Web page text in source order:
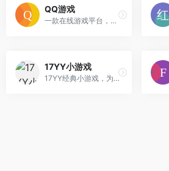
QQ游戏
一款在线游戏平台，提供各种类型的游戏供玩家下载和在线畅玩。
17YY小游戏
17YY经典小游戏，为您免费提供包括动作、体育、益智、射击、冒险、策略、装扮、敏捷等各种类型经典小游戏大全。17yy小游戏，努力做国内最优秀的小游戏网站。17yy，一起玩玩吧。